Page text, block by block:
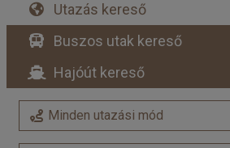
Utazás kereső
Buszos utak kereső
Hajóút kereső